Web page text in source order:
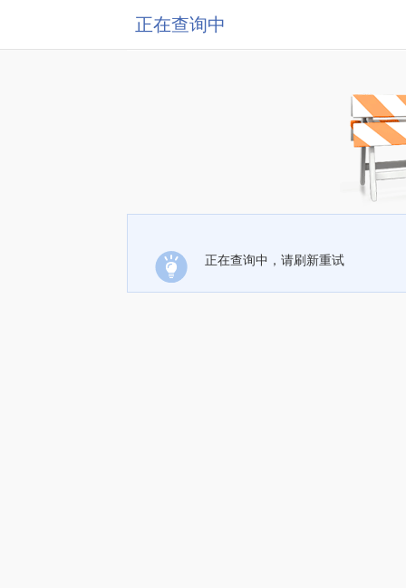
正在查询中
正在查询中，请刷新重试